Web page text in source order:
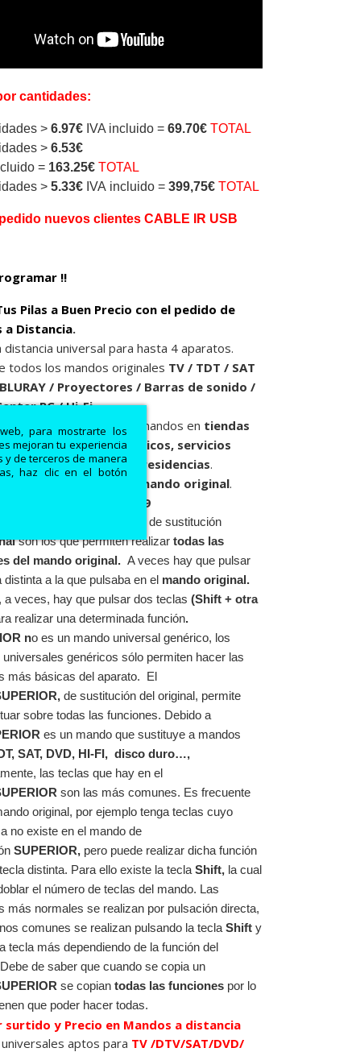
para mostrarte los
mejoran tu experiencia
y de terceros de manera
haz clic en el botón
cantidades:
> 6.97€IVA incluido = 69.70€ TOTAL
> 6.53€
= 163.25€ TOTAL
> 5.33€ IVA incluido = 399,75€ TOTAL
pedido nuevos clientes CABLE IR USB
!!
Pilas a Buen Precio con el pedido de
a Distancia.
distancia universal para hasta 4 aparatos.
todos los mandos originales TV / TDT / SAT
/ Proyectores / Barras de sonido /
PC / Hi-Fi.
y venta de los mandos en tiendas
y electrodomésticos, servicios
hoteles, hospitales y residencias.
los símbolos de su
mando original.
8054242080049
de sustitución
son los que permiten realizar todas las
del mando original. A veces hay que pulsar
distinta a la que pulsaba en el mando original.
a veces, hay que pulsar dos teclas (Shift + otra
realizar una determinada función.
no es un mando universal genérico, los
genéricos sólo permiten hacer las
más básicas del aparato. El
, de sustitución del original, permite
sobre todas las funciones. Debido a
es un mando que sustituye a mandos
SAT, DVD, HI-FI, disco duro…,
las teclas que hay en el
son las más comunes. Es frecuente
original, por ejemplo tenga teclas cuyo
no existe en el mando de
SUPERIOR, pero puede realizar dicha función
distinta. Para ello existe la tecla Shift, la cual
el número de teclas del mando. Las
más normales se realizan por pulsación directa,
comunes se realizan pulsando la tecla Shift y
tecla más dependiendo de la función del
de saber que cuando se copia un
se copian todas las funciones por lo
que poder hacer todas.
surtido y Precio en Mandos a distancia
aptos para TV /DTV/SAT/DVD/